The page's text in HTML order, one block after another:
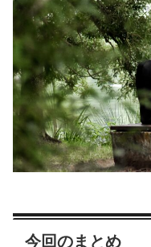
今回のまとめ